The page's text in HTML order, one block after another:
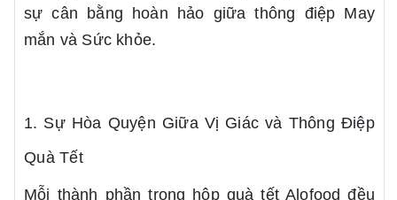
sự cân bằng hoàn hảo giữa thông điệp May
mắn và Sức khỏe.
1. Sự Hòa Quyện Giữa Vị Giác và Thông Điệp
Quà Tết
Mỗi thành phần trong hộp quà tết Alofood đều